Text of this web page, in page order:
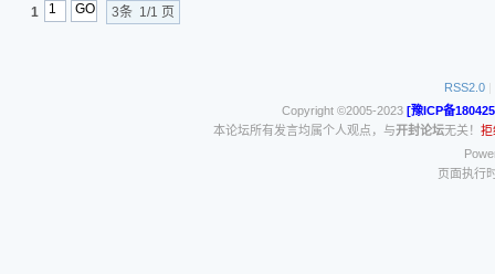
1 3条 1/1 页
RSS2.0 |
Copyright ©2005-2023 [豫ICP备
本论坛所有发言均属个人观点，与开封论坛无关！ 拒
页面执行